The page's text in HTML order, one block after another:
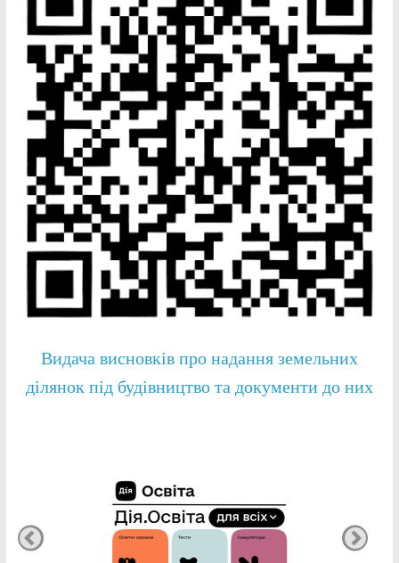
Видача висновків про надання земельних
ділянок під будівництво та документи до них